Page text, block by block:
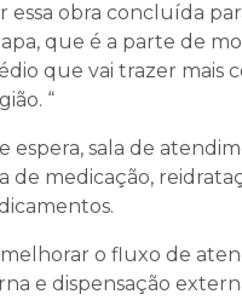
obra concluída
que é a parte de
que vai trazer mais
“
espera, sala de
de medicação,
o fluxo de
e dispensação